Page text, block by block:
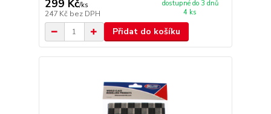
299 Kč/ks
247 Kč bez DPH
dostupné do 3 dnů
4 ks
Přidat do košíku